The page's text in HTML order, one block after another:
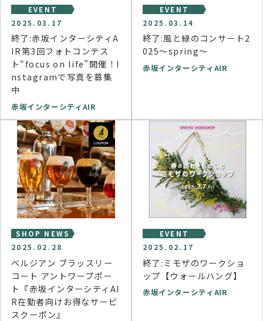
EVENT
2025.03.17
終了:赤坂インターシティA
IR第3回フォトコンテス
ト“focus on life”開催！I
nstagramで写真を募集
中
赤坂インターシティAIR
EVENT
2025.03.14
終了:風と緑のコンサート2
025～spring～
赤坂インターシティAIR
SHOP NEWS
2025.02.28
ベルジアン ブラッスリー
コート アントワープポー
ト『赤坂インターシティAI
R在勤者向けお得なサービ
スクーポン』
EVENT
2025.02.17
終了:ミモザのワークショ
ップ【ウォールハング】
赤坂インターシティAIR